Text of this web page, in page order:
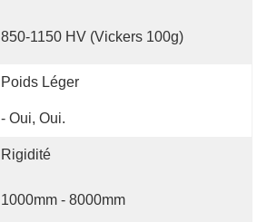
850-1150 HV (vickers 100g)
Poids Léger
- Oui, Oui.
Rigidité
1000mm - 8000mm